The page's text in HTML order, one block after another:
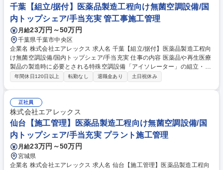
して事業全体のマネジメントを期待しています。★試験業務は屋内での作
業になるため過ごしやすい環境です！【仕事内容変更の範囲】当社業務全
般 募集職種 田原【試験オペレーター】未経験歓迎◎/リチウムイオン電池/
フレックス有
千葉【組立/据付】医薬品製造工程向け無菌空調設備/国
内トップシェア/手当充実 管工事施工管理
月給23万円～50万円
千葉県千葉市中央区
企業名 株式会社エアレックス 求人名 千葉【組立/据付】医薬品製造工程向
け無菌空調設備/国内トップシェア/手当充実 仕事の内容 医薬品や再生医療
製品の製造時に必要とされる特殊空調設備「アイソレーター」の組立・据
付業務をお任せします◆単なる組立・据付ではなく、高度な品質保証ノウ
整。(2)搬入計画に基づき、協力会社と連携して設備を製薬工場等の客先に
搬入。組立、試運転を実施し、据付状態や各種制御機器の動作、操作性な
どを確認。(3)設備の気流、風速等、品質適合チェックを実施。分析結果を
報告書にまとめ、お客様へ説明。(4)引渡し。※建設作業は発生しません。
募集職種 千葉【組立/据付】医薬品製造工程向け無菌空調設備/国内トップ
シェア/手当充実
年間休日120日以上 転勤なし 退職金あり 土日祝休み
正社員
株式会社エアレックス
仙台【施工管理】医薬品製造工程向け無菌空調設備/国
内トップシェア/手当充実 プラント施工管理
月給23万円～50万円
宮城県
企業名 株式会社エアレックス 求人名 仙台【施工管理】医薬品製造工程向